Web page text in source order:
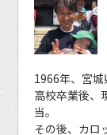
1966年、宮城
高校卒業後、
当。
その後、カロ